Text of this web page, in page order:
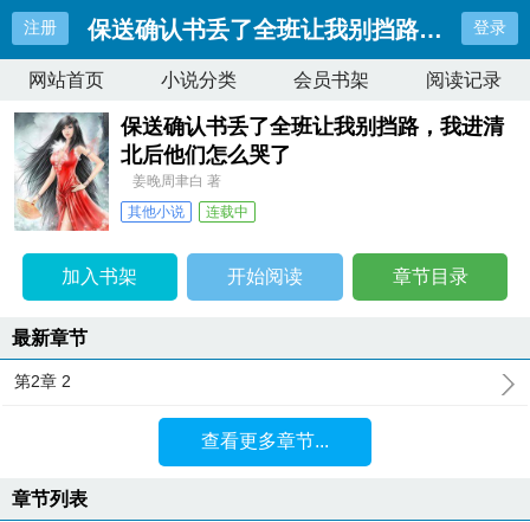
注册 保送确认书丢了全班让我别挡路，我进清
登录
网站首页 小说分类 会员书架 阅读记录
保送确认书丢了全班让我别挡路，我进清
北后他们怎么哭了
姜晚周聿白 著
其他小说
连载中
更新时间：
2026-07-08 16:35:30
加入书架 开始阅读 章节目录
最新章节
第2章 2
查看更多章节...
章节列表